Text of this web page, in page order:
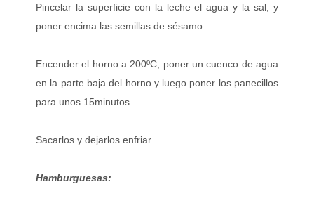
Pincelar la superficie con la leche el agua y la sal, y
poner encima las semillas de sésamo.
Encender el horno a 200ºC, poner un cuenco de agua
en la parte baja del horno y luego poner los panecillos
para unos 15minutos.
Sacarlos y dejarlos enfriar
Hamburguesas: